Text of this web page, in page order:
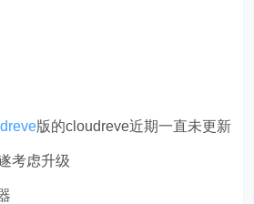
版的cloudreve近期一直未更新
考虑升级